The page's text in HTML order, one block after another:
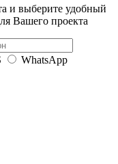
и выберите удобный
Вашего проекта
WhatsApp